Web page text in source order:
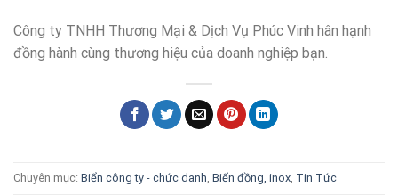
Công ty TNHH Thương Mại & Dịch Vụ Phúc Vinh hân hạnh
đồng hành cùng thương hiệu của doanh nghiệp bạn.
Chuyên mục: Biển công ty - chức danh Biển đồng, inox Tin Tức